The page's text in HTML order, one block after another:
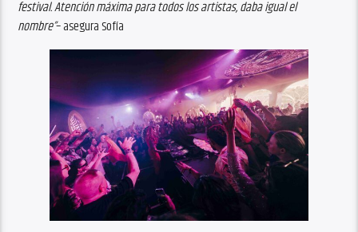
festival. Atención máxima para todos los artistas, daba igual el
nombre”– asegura Sofía